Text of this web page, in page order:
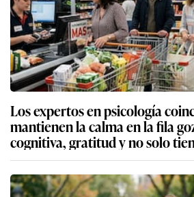
Los expertos en psicología
mantienen la calma en la fila
cognitiva, gratitud y no solo